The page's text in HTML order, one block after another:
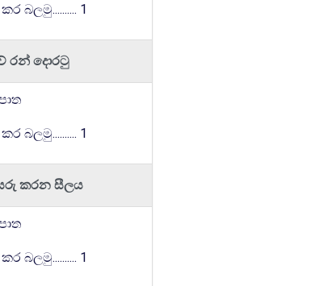
බලමු.......... 1
රන් දොරටු
බලමු.......... 1
කරන සීලය
බලමු.......... 1